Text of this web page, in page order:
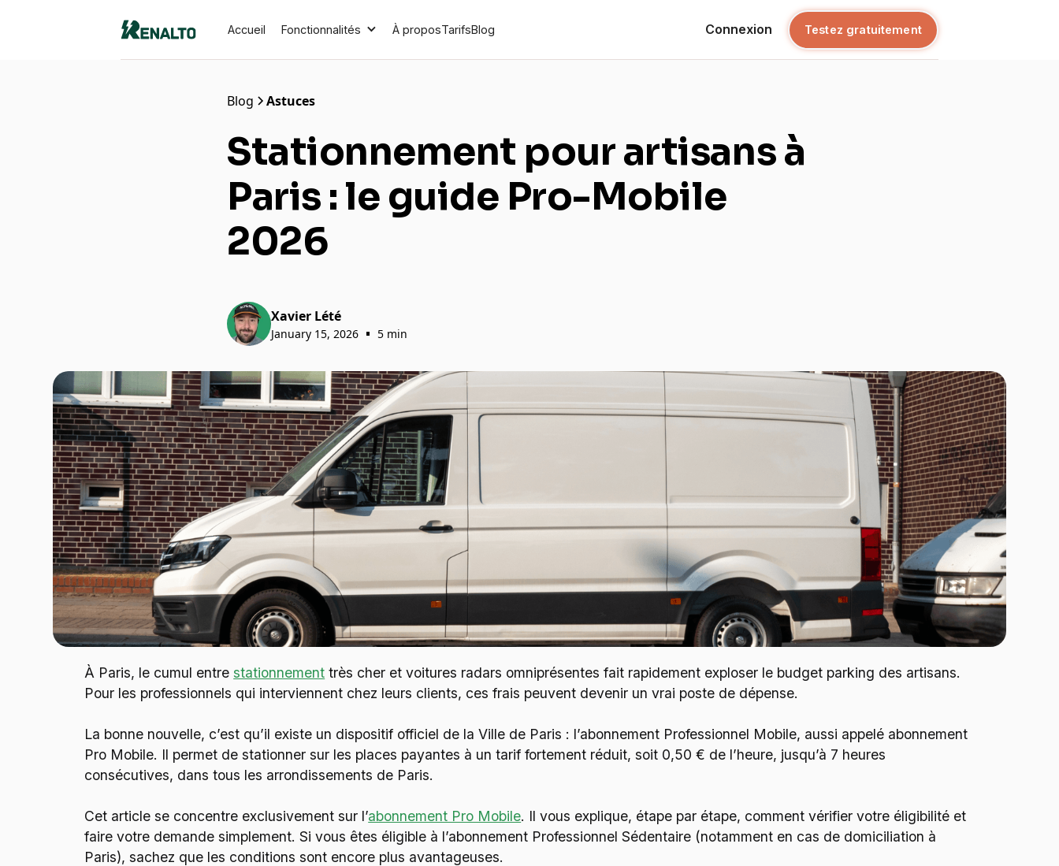
Accueil Fonctionnalités À proposTarifsBlog Connexion Testez gratuitement
Blog Astuces
Stationnement pour artisans à
Paris : le guide Pro-Mobile
2026
Xavier Lété
January 15, 2026 • 5 min
À Paris, le cumul entrestationnement très cher et voitures radars omniprésentes fait rapidement exploser le budget parking des artisans.
Pour les professionnels qui interviennent chez leurs clients, ces frais peuvent devenir un vrai poste de dépense.
La bonne nouvelle, c’est qu’il existe un dispositif officiel de la Ville de Paris : l’abonnement Professionnel Mobile, aussi appelé abonnement
Pro Mobile. Il permet de stationner sur les places payantes à un tarif fortement réduit, soit 0,50 € de l’heure, jusqu’à 7 heures
consécutives, dans tous les arrondissements de Paris.
Cet article se concentre exclusivement sur l’abonnement Pro Mobile. Il vous explique, étape par étape, comment vérifier votre éligibilité et
faire votre demande simplement. Si vous êtes éligible à l’abonnement Professionnel Sédentaire (notamment en cas de domiciliation à
Paris), sachez que les conditions sont encore plus avantageuses.